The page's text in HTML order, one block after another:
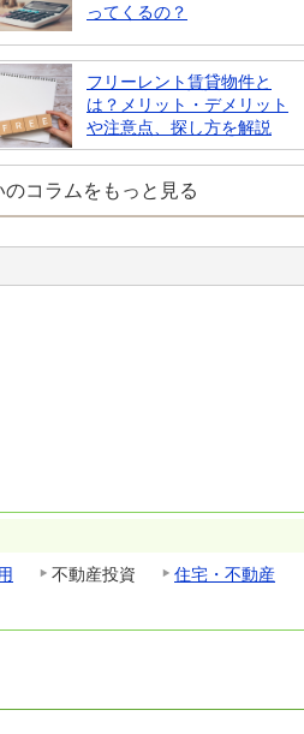
ってくるの？
フリーレント賃貸物件と
は？メリット・デメリット
や注意点、探し方を解説
のコラムをもっと見る
不動産投資
住宅・不動産